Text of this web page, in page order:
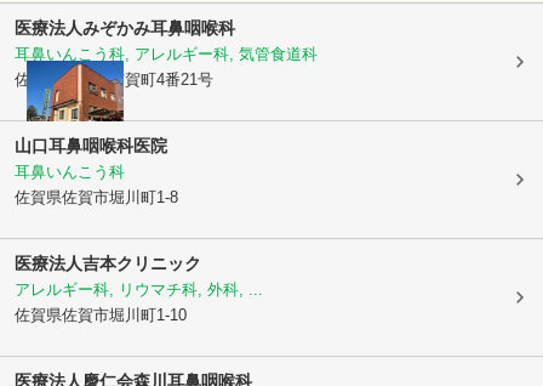
医療法人みぞかみ耳鼻咽喉科
耳鼻いんこう科, アレルギー科, 気管食道科
佐賀県佐賀市与賀町4番21号
山口耳鼻咽喉科医院
耳鼻いんこう科
佐賀県佐賀市堀川町1-8
医療法人吉本クリニック
アレルギー科, リウマチ科, 外科, ...
佐賀県佐賀市堀川町1-10
医療法人慶仁会森川耳鼻咽喉科